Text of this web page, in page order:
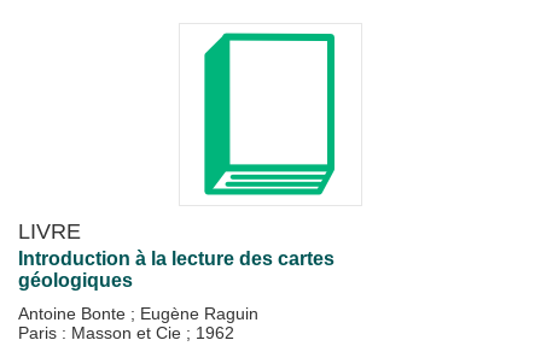
LIVRE
Introduction à la lecture des cartes
géologiques
Antoine Bonte ; Eugène Raguin
Paris : Masson et Cie ; 1962